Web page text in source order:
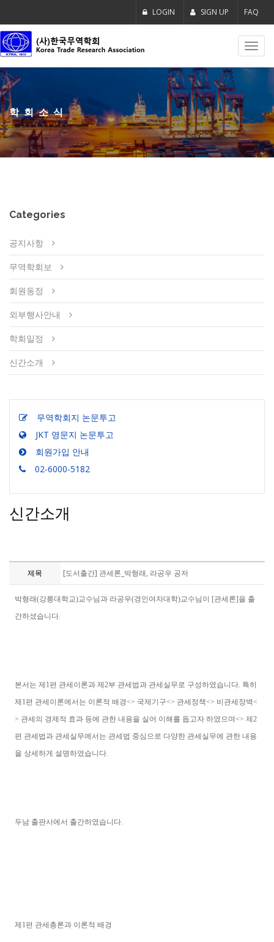
LOGIN SIGN UP FAQ
학회소식
Categories
공지사항
무역학회보
회원동정
외부행사안내
학회일정
신간소개
무역학회지 논문투고
JKT 영문지 논문투고
회원가입 안내
02-6000-5182
신간소개
제목 [도서출간] 관세론_박형래, 라공우 공저
박형래(강릉대학교)교수님과 라공우(경인여자대학)교수님이 [관세론]을 출
간하셨습니다.
본서는 제1편 관세이론과 제2부 관세법과 관세실무로 구성하였습니다. 특히
제1편 관세이론에서는 이론적 배경<> 국제기구<> 관세정책<> 비관세장벽<
> 관세의 경제적 효과 등에 관한 내용을 실어 이해를 돕고자 하였으며<> 제2
편 관세법과 관세실무에서는 관세법 중심으로 다양한 관세실무에 관한 내용
을 상세하게 설명하였습니다.
두남 출판사에서 출간하였습니다.
제1편 관세총론과 이론적 배경